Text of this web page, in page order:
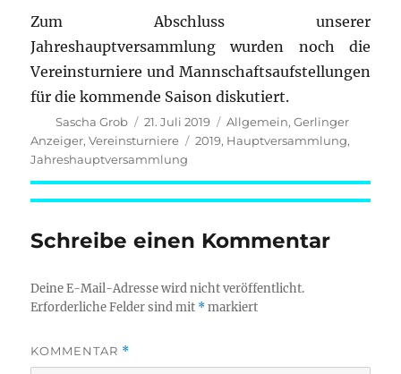
Zum Abschluss unserer
Jahreshauptversammlung wurden noch die
Vereinsturniere und Mannschaftsaufstellungen
für die kommende Saison diskutiert.
Autor
Sascha Grob
Veröffentlicht
am
21. Juli 2019 Kategorien
Allgemein,Gerlinger
Anzeiger,Vereinsturniere Schlagwörter
2019, Hauptversammlung,
Jahreshauptversammlung
Schreibe einen Kommentar
Deine E-Mail-Adresse wird nicht veröffentlicht.
Erforderliche Felder sind mit *markiert
KOMMENTAR *